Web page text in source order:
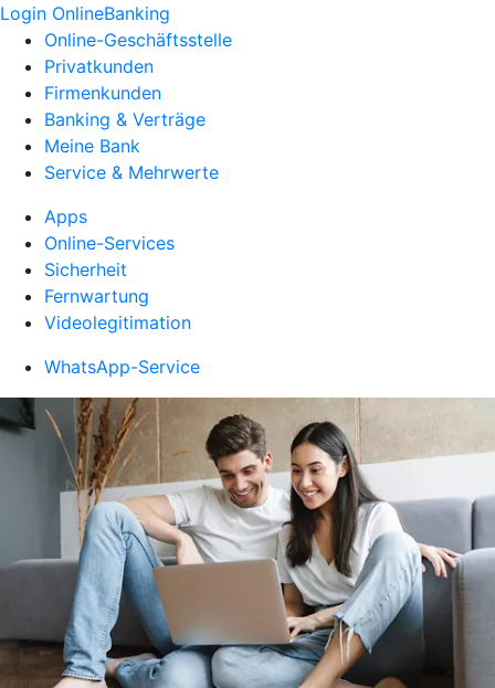
Login OnlineBanking
Online-Geschäftsstelle
Privatkunden
Firmenkunden
Banking & Verträge
Meine Bank
Service & Mehrwerte
Apps
Online-Services
Sicherheit
Fernwartung
Videolegitimation
WhatsApp-Service